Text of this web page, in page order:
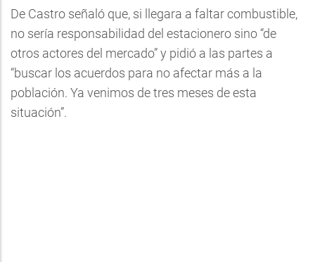
De Castro señaló que, si llegara a faltar combustible,
no sería responsabilidad del estacionero sino “de
otros actores del mercado” y pidió a las partes a
“buscar los acuerdos para no afectar más a la
población. Ya venimos de tres meses de esta
situación”.